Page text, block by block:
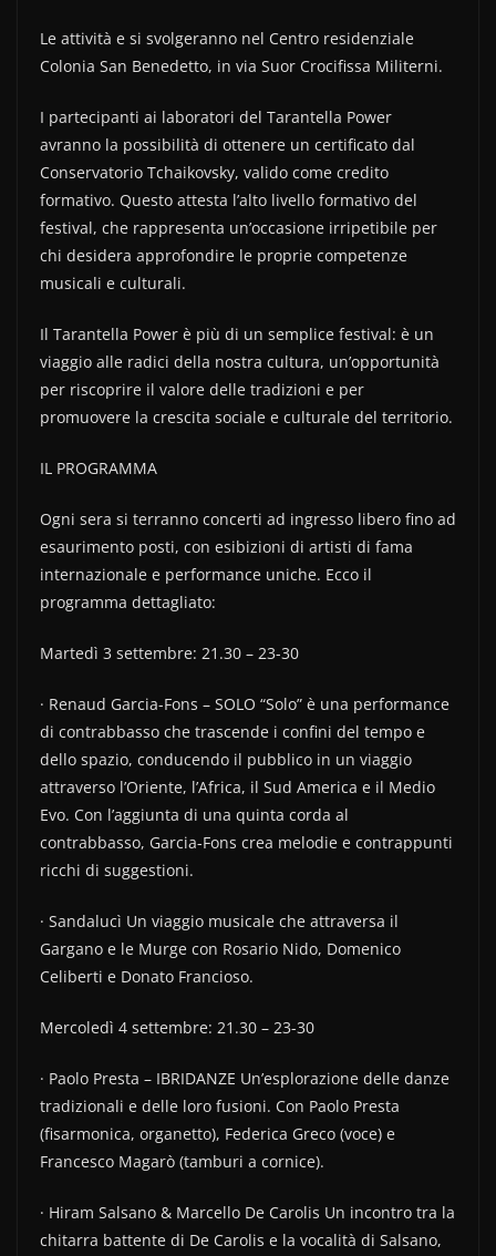
Le attività e si svolgeranno nel Centro residenziale
Colonia San Benedetto, in via Suor Crocifissa Militerni.
I partecipanti ai laboratori del Tarantella Power
avranno la possibilità di ottenere un certificato dal
Conservatorio Tchaikovsky, valido come credito
formativo. Questo attesta l’alto livello formativo del
festival, che rappresenta un’occasione irripetibile per
chi desidera approfondire le proprie competenze
musicali e culturali.
Il Tarantella Power è più di un semplice festival: è un
viaggio alle radici della nostra cultura, un’opportunità
per riscoprire il valore delle tradizioni e per
promuovere la crescita sociale e culturale del territorio.
IL PROGRAMMA
Ogni sera si terranno concerti ad ingresso libero fino ad
esaurimento posti, con esibizioni di artisti di fama
internazionale e performance uniche. Ecco il
programma dettagliato:
Martedì 3 settembre: 21.30 – 23-30
· Renaud Garcia-Fons – SOLO “Solo” è una performance
di contrabbasso che trascende i confini del tempo e
dello spazio, conducendo il pubblico in un viaggio
attraverso l’Oriente, l’Africa, il Sud America e il Medio
Evo. Con l’aggiunta di una quinta corda al
contrabbasso, Garcia-Fons crea melodie e contrappunti
ricchi di suggestioni.
· Sandalucì Un viaggio musicale che attraversa il
Gargano e le Murge con Rosario Nido, Domenico
Celiberti e Donato Francioso.
Mercoledì 4 settembre: 21.30 – 23-30
· Paolo Presta – IBRIDANZE Un’esplorazione delle danze
tradizionali e delle loro fusioni. Con Paolo Presta
(fisarmonica, organetto), Federica Greco (voce) e
Francesco Magarò (tamburi a cornice).
· Hiram Salsano & Marcello De Carolis Un incontro tra la
chitarra battente di De Carolis e la vocalità di Salsano,